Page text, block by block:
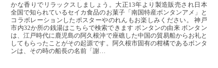
かな香りでリラックスしましょう。大正13年より製造販売され日本
全国で知られているセイカ食品のお菓子「南国特産ボンタンアメ」と
コラボレーションしたポスターやのれんもお楽しみください。 神戸
市内32か所の銭湯はこちらで検索できます ボンタンの由来 ボンタン
は、江戸時代に鹿児島の阿久根沖で座礁した中国の貿易船からお礼と
してもらったことがその起源です。阿久根市固有の柑橘であるボンタ
ンは、その時の船長の名前「謝…